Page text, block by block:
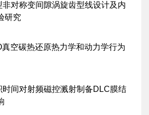
非对称变间隙涡旋齿型线设计及内
研究
空碳热还原热力学和动力学行为
时间对射频磁控溅射制备DLC膜结